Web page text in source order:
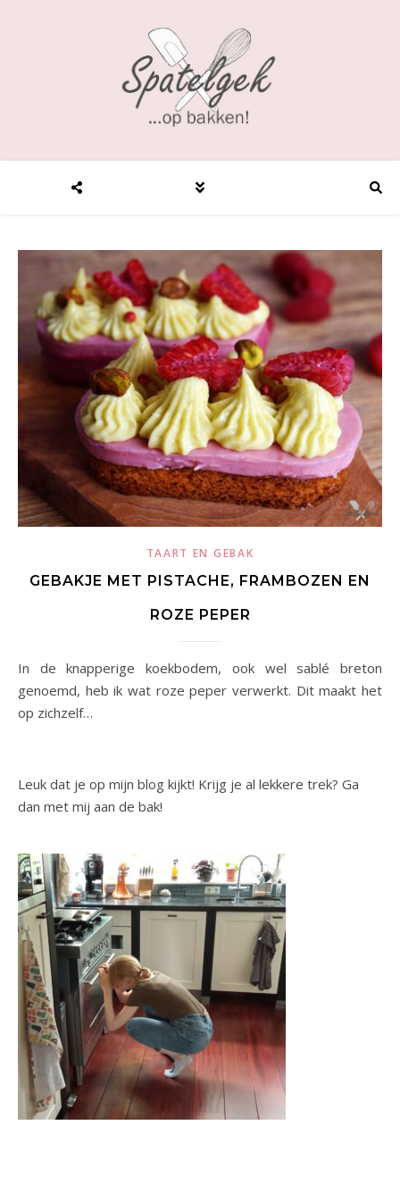
TAART EN GEBAK
GEBAKJE MET PISTACHE, FRAMBOZEN EN
ROZE PEPER
In de knapperige koekbodem, ook wel sablé breton
genoemd, heb ik wat roze peper verwerkt. Dit maakt het
op zichzelf…
Leuk dat je op mijn blog kijkt! Krijg je al lekkere trek? Ga
dan met mij aan de bak!